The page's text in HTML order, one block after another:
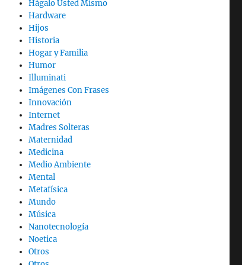
Hágalo Usted Mismo
Hardware
Hijos
Historia
Hogar y Familia
Humor
Illuminati
Imágenes Con Frases
Innovación
Internet
Madres Solteras
Maternidad
Medicina
Medio Ambiente
Mental
Metafísica
Mundo
Música
Nanotecnología
Noetica
Otros